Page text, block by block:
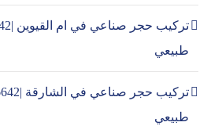
طبيعي
طبيعي